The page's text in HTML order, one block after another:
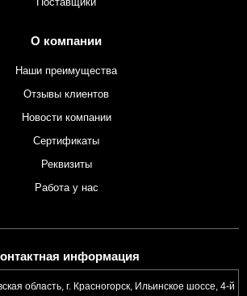
О компании
Наши преимущества
Отзывы клиентов
Новости компании
Сертификаты
Реквизиты
Работа у нас
информация
область, г. Красногорск, Ильинское шоссе, 4-й